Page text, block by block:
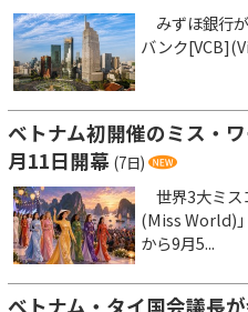
みずほ銀行
バンク
ベトナム初開催のミス・
月11日開幕 (7日)
世界3大ミス
(Miss World)
から9月5...
ベトナム・タイ国会議長